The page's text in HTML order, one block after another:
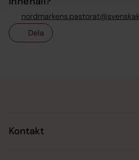
Dela
Kontakt